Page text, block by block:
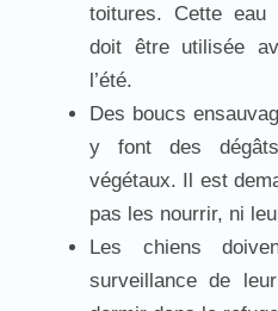
toitures. Cette eau
doit être utilisée
l’été.
Des boucs
y font des
végétaux. Il est
pas les nourrir, ni
Les chiens
surveillance de